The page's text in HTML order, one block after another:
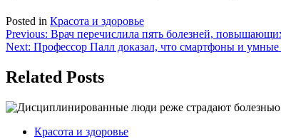
Posted in Красота и здоровье
Навигация
по
записям
Previous: Врач перечислила пять болезней,
Next: Профессор Палл доказал, что смартфоны и
Related Posts
Красота и здоровье